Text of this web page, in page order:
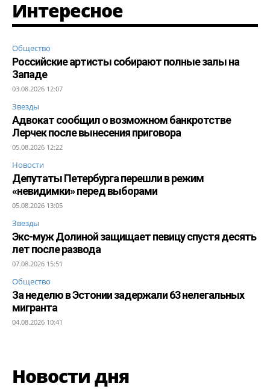
Интересное
Общество
Российские артисты собирают полные залы на
Западе
03.08.2026 12:07
Звезды
Адвокат сообщил о возможном банкротстве
Лерчек после вынесения приговора
05.08.2026 12:22
Новости
Депутаты Петербурга перешли в режим
«невидимки» перед выборами
05.08.2026 13:05
Звезды
Экс-муж Долиной защищает певицу спустя десять
лет после развода
07.08.2026 15:51
Общество
За неделю в Эстонии задержали 63 нелегальных
мигранта
04.08.2026 10:41
Новости дня